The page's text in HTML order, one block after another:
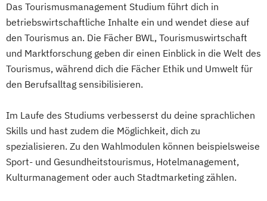
Das Tourismusmanagement Studium führt dich in
betriebswirtschaftliche Inhalte ein und wendet diese auf
den Tourismus an. Die Fächer BWL, Tourismuswirtschaft
und Marktforschung geben dir einen Einblick in die Welt des
Tourismus, während dich die Fächer Ethik und Umwelt für
den Berufsalltag sensibilisieren.
Im Laufe des Studiums verbesserst du deine sprachlichen
Skills und hast zudem die Möglichkeit, dich zu
spezialisieren. Zu den Wahlmodulen können beispielsweise
Sport- und Gesundheitstourismus, Hotelmanagement,
Kulturmanagement oder auch Stadtmarketing zählen.